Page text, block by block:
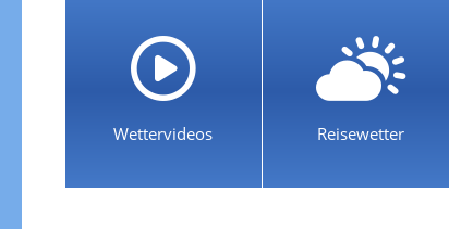
Wettervideos Reisewetter